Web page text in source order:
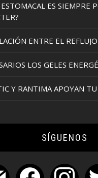
ES SIEMPRE
ENTRE EL
LOS GELES
Y RANTIMA APOYAN TU
SÍGUENOS
facebook instagram